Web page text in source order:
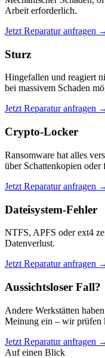
Arbeit erforderlich.
Jetzt Reparatur anfragen
Sturz
Hingefallen und reagiert
bei massivem Schaden
Jetzt Reparatur anfragen
Crypto-Locker
Ransomware hat alles
über Schattenkopien oder
Jetzt Reparatur anfragen
Dateisystem-Fehler
NTFS, APFS oder ext4
Datenverlust.
Jetzt Reparatur anfragen
Aussichtsloser Fall?
Andere Werkstätten
Meinung ein – wir prüfen
Jetzt Reparatur anfragen
Auf einen Blick